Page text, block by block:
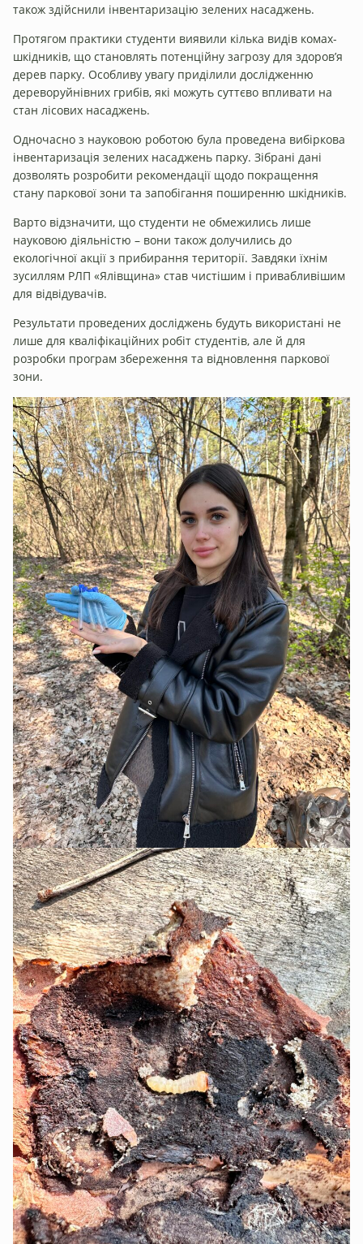
також здійснили інвентаризацію зелених насаджень.
Протягом практики студенти виявили кілька видів комах-
шкідників, що становлять потенційну загрозу для здоров’я
дерев парку. Особливу увагу приділили дослідженню
дереворуйнівних грибів, які можуть суттєво впливати на
стан лісових насаджень.
Одночасно з науковою роботою була проведена вибіркова
інвентаризація зелених насаджень парку. Зібрані дані
дозволять розробити рекомендації щодо покращення
стану паркової зони та запобігання поширенню шкідників.
Варто відзначити, що студенти не обмежились лише
науковою діяльністю – вони також долучились до
екологічної акції з прибирання території. Завдяки їхнім
зусиллям РЛП «Ялівщина» став чистішим і привабливішим
для відвідувачів.
Результати проведених досліджень будуть використані не
лише для кваліфікаційних робіт студентів, але й для
розробки програм збереження та відновлення паркової
зони.